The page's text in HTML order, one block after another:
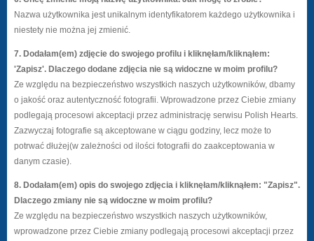
Nazwa użytkownika jest unikalnym identyfikatorem każdego użytkownika i
niestety nie można jej zmienić.
7. Dodałam(em) zdjęcie do swojego profilu i kliknęłam/kliknąłem:
'Zapisz'. Dlaczego dodane zdjęcia nie są widoczne w moim profilu?
Ze względu na bezpieczeństwo wszystkich naszych użytkowników, dbamy
o jakość oraz autentyczność fotografii. Wprowadzone przez Ciebie zmiany
podlegają procesowi akceptacji przez administrację serwisu Polish Hearts.
Zazwyczaj fotografie są akceptowane w ciągu godziny, lecz może to
potrwać dłużej(w zależności od ilości fotografii do zaakceptowania w
danym czasie).
8. Dodałam(em) opis do swojego zdjęcia i kliknęłam/kliknąłem: "Zapisz".
Dlaczego zmiany nie są widoczne w moim profilu?
Ze względu na bezpieczeństwo wszystkich naszych użytkowników,
wprowadzone przez Ciebie zmiany podlegają procesowi akceptacji przez